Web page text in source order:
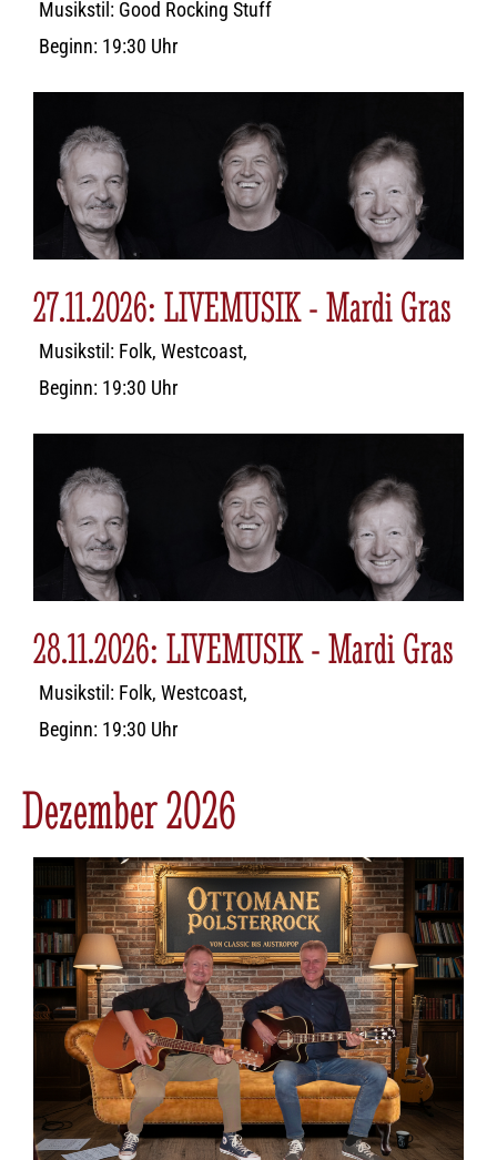
Musikstil: Good Rocking Stuff
Beginn: 19:30 Uhr
27.11.2026: LIVEMUSIK - Mardi Gras
Musikstil: Folk, Westcoast,
Beginn: 19:30 Uhr
28.11.2026: LIVEMUSIK - Mardi Gras
Musikstil: Folk, Westcoast,
Beginn: 19:30 Uhr
Dezember 2026